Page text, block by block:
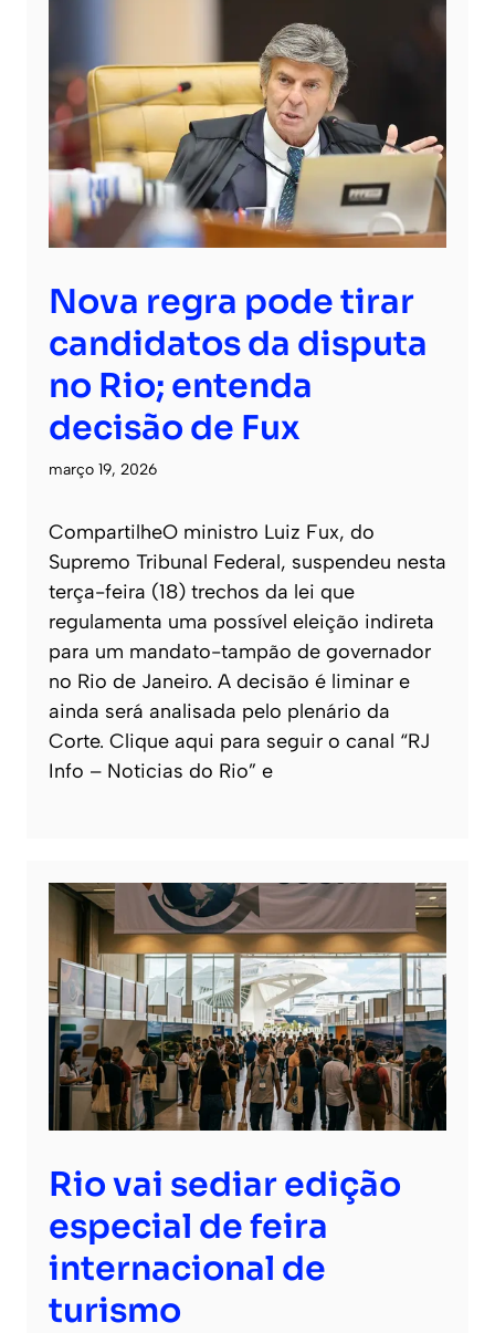
Nova regra pode tirar
candidatos da disputa
no Rio; entenda
decisão de Fux
março 19, 2026
CompartilheO ministro Luiz Fux, do
Supremo Tribunal Federal, suspendeu nesta
terça-feira (18) trechos da lei que
regulamenta uma possível eleição indireta
para um mandato-tampão de governador
no Rio de Janeiro. A decisão é liminar e
ainda será analisada pelo plenário da
Corte. Clique aqui para seguir o canal “RJ
Info – Noticias do Rio” e
Rio vai sediar edição
especial de feira
internacional de
turismo